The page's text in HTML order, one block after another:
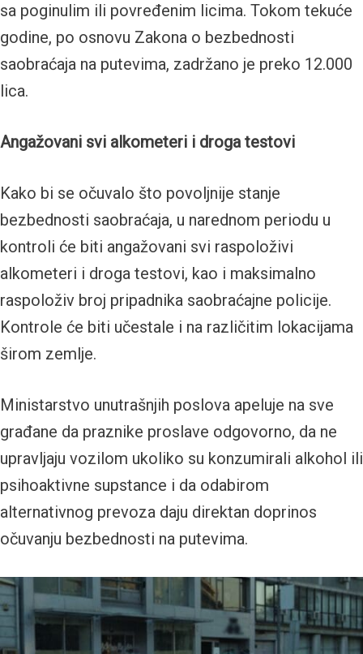
sa poginulim ili povređenim licima. Tokom tekuće
godine, po osnovu Zakona o bezbednosti
saobraćaja na putevima, zadržano je preko 12.000
lica.
Angažovani svi alkometeri i droga testovi
Kako bi se očuvalo što povoljnije stanje
bezbednosti saobraćaja, u narednom periodu u
kontroli će biti angažovani svi raspoloživi
alkometeri i droga testovi, kao i maksimalno
raspoloživ broj pripadnika saobraćajne policije.
Kontrole će biti učestale i na različitim lokacijama
širom zemlje.
Ministarstvo unutrašnjih poslova apeluje na sve
građane da praznike proslave odgovorno, da ne
upravljaju vozilom ukoliko su konzumirali alkohol ili
psihoaktivne supstance i da odabirom
alternativnog prevoza daju direktan doprinos
očuvanju bezbednosti na putevima.